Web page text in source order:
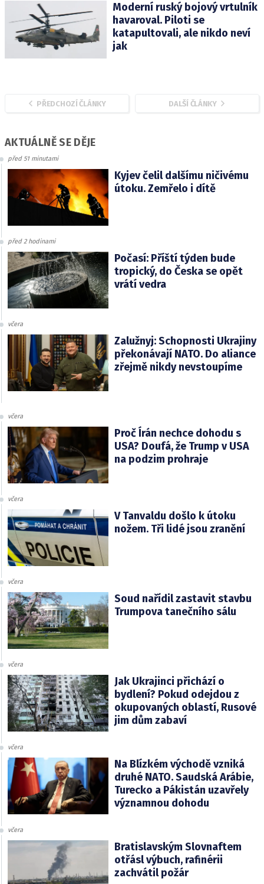
Moderní ruský bojový vrtulník
havaroval. Piloti se
katapultovali, ale nikdo neví
jak
PŘEDCHOZÍ ČLÁNKY DALŠÍ ČLÁNKY
AKTUÁLNĚ SE DĚJE
před 51 minutami
Kyjev čelil dalšímu ničivému
útoku. Zemřelo i dítě
před 2 hodinami
Počasí: Příští týden bude
tropický, do Česka se opět
vrátí vedra
včera
Zalužnyj: Schopnosti Ukrajiny
překonávají NATO. Do aliance
zřejmě nikdy nevstoupíme
včera
Proč Írán nechce dohodu s
USA? Doufá, že Trump v USA
na podzim prohraje
včera
V Tanvaldu došlo k útoku
nožem. Tři lidé jsou zranění
včera
Soud nařídil zastavit stavbu
Trumpova tanečního sálu
včera
Jak Ukrajinci přichází o
bydlení? Pokud odejdou z
okupovaných oblastí, Rusové
jim dům zabaví
včera
Na Blízkém východě vzniká
druhé NATO. Saudská Arábie,
Turecko a Pákistán uzavřely
významnou dohodu
včera
Bratislavským Slovnaftem
otřásl výbuch, rafinérii
zachvátil požár